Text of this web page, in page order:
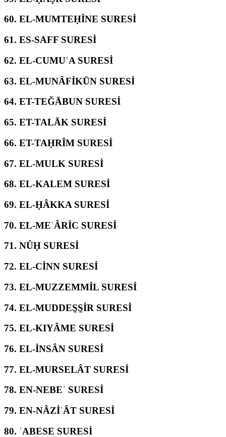
60. EL-MUMTEḤİNE SURESİ
61. ES-SAFF SURESİ
62. EL-CUMUʿA SURESİ
63. EL-MUNÂFİKŪN SURESİ
64. ET-TEĞĀBUN SURESİ
65. ET-TALĀK SURESİ
66. ET-TAḤRÎM SURESİ
67. EL-MULK SURESİ
68. EL-KALEM SURESİ
69. EL-ḤÂKKA SURESİ
70. EL-MEʿÂRİC SURESİ
71. NÛḤ SURESİ
72. EL-CİNN SURESİ
73. EL-MUZZEMMİL SURESİ
74. EL-MUDDES̱S̱İR SURESİ
75. EL-KIYÂME SURESİ
76. EL-İNSÂN SURESİ
77. EL-MURSELÂT SURESİ
78. EN-NEBEʾ SURESİ
79. EN-NÂZİʿÂT SURESİ
80. ʿABESE SURESİ